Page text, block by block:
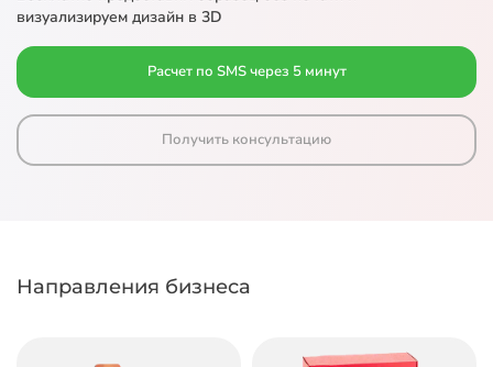
визуализируем дизайн в 3D
Расчет по SMS через 5 минут
Получить консультацию
Направления бизнеса